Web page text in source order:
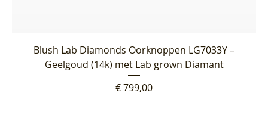
Blush Lab Diamonds Oorknoppen LG7033Y –
Geelgoud (14k) met Lab grown Diamant
Prijs
€ 799,00